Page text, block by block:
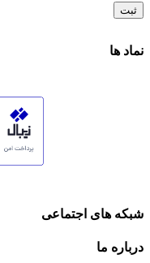
نماد ها
شبکه های اجتماعی
درباره ما